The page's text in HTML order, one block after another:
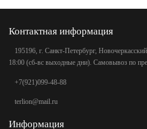
Контактная информация
195196, г. Санкт-Петербург,
18:00 (сб-вс выходные дни). Самовывоз по
+7(921)099-48-88
terlion@mail.ru
Информация